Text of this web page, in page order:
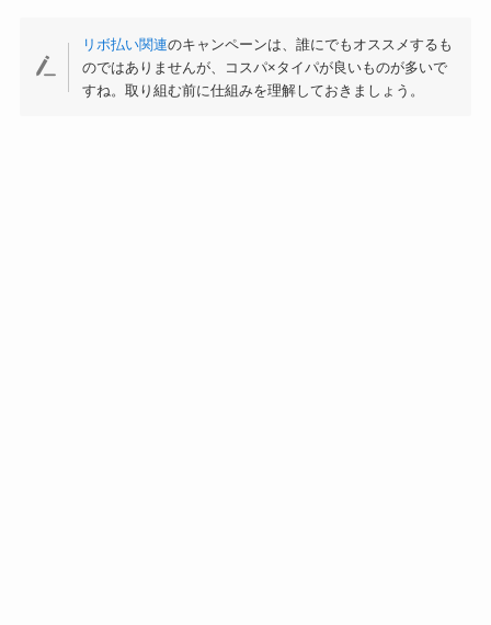
リボ払い関連のキャンペーンは、誰にでもオススメするも
のではありませんが、コスパ×タイパが良いものが多いで
すね。取り組む前に仕組みを理解しておきましょう。